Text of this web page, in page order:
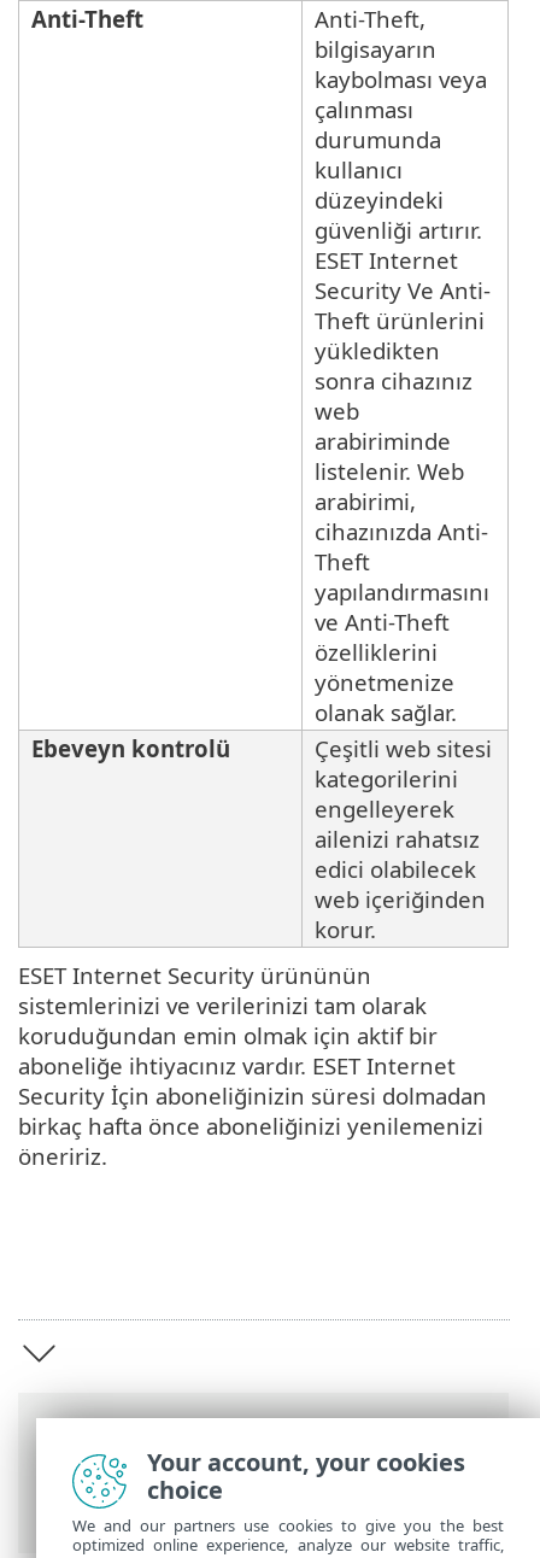
ESET Online Yardım
ESET Internet
Security> ESET Internet Security
Anti-Theft
Anti-Theft,
bilgisayarın
kaybolması veya
çalınması
durumunda
kullanıcı
düzeyindeki
güvenliği artırır.
ESET Internet
Security Ve Anti-
Theft ürünlerini
yükledikten
sonra cihazınız
web
arabiriminde
listelenir. Web
arabirimi,
cihazınızda Anti-
Theft
yapılandırmasını
ve Anti-Theft
özelliklerini
yönetmenize
olanak sağlar.
Ebeveyn kontrolü
Çeşitli web sitesi
kategorilerini
engelleyerek
ailenizi rahatsız
edici olabilecek
web içeriğinden
korur.
ESET Internet Security ürününün
sistemlerinizi ve verilerinizi tam olarak
koruduğundan emin olmak için aktif bir
aboneliğe ihtiyacınız vardır. ESET Internet
Security İçin aboneliğinizin süresi dolmadan
birkaç hafta önce aboneliğinizi yenilemenizi
öneririz.
Your account, your cookies
choice
We and our partners use cookies to give you the best
optimized online experience, analyze our website traffic,